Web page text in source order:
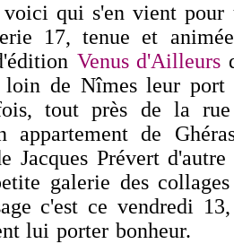
qui s'en vient pour
17, tenue et
Venus d'Ailleurs
loin de Nîmes leur port
tout près de la
appartement de
Jacques Prévert
galerie des
c'est ce vendredi
lui porter bonheur.